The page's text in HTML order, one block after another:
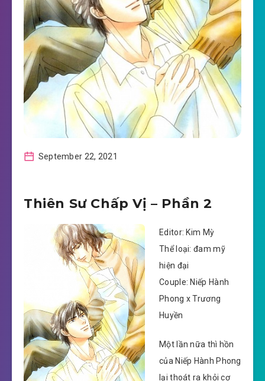
September 22, 2021
Thiên Sư Chấp Vị – Phần 2
Editor: Kim Mỳ
Thể loại: đam mỹ
hiện đại
Couple: Niếp Hành
Phong x Trương
Huyền
Một lần nữa thì hồn
của Niếp Hành Phong
lại thoát ra khỏi cơ